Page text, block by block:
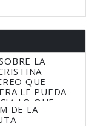
LA
QUE
LE PUEDA
LO QUE
DE LA